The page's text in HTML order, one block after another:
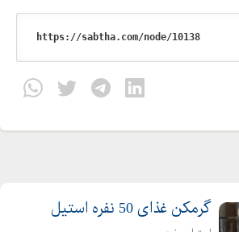
گرمکن غذای 50 نفره استیل